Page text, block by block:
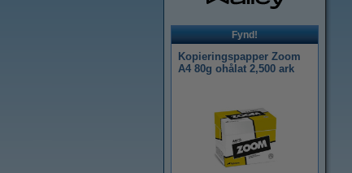
Fynd!
Kopieringspapper Zoom
A4 80g ohålat 2,500 ark